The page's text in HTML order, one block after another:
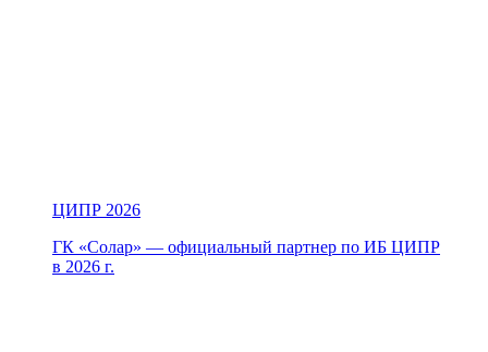
ЦИПР 2026
ГК «Солар» — официальный партнер по ИБ ЦИПР
в 2026 г.